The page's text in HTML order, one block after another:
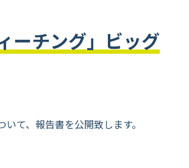
ーチング」ビッグ
いて、報告書を公開致します。